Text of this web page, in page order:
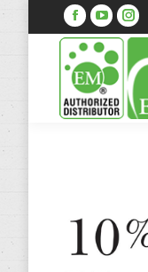
Facebook
YouTube